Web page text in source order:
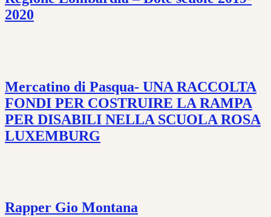
2020
Mercatino di Pasqua- UNA RACCOLTA
FONDI PER COSTRUIRE LA RAMPA
PER DISABILI NELLA SCUOLA ROSA
LUXEMBURG
Rapper Gio Montana